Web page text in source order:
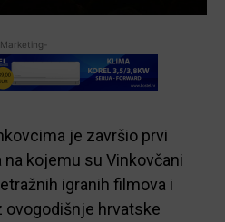
je završio prvi
kojemu su Vinkovčani
igranih filmova i
ovogodišnje hrvatske